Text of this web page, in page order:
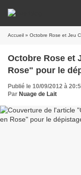
Accueil » Octobre Rose et Jeu
Octobre Rose et
Rose" pour le
Publié le 10/09/2012 à
Par Nuage de Lait